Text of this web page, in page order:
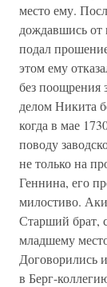
место ему.
дождавшись от
подал
этом ему
без поощрения
делом Никита
когда в мае
поводу
не только на
Геннина, его
милостиво.
Старший брат,
младшему
Договорились
в Берг-